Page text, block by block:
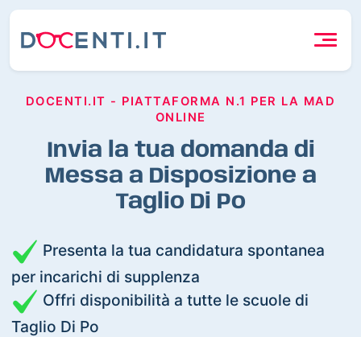
DOCENTI.IT - PIATTAFORMA N.1 PER LA MAD
ONLINE
Invia la tua domanda di
Messa a Disposizione a
Taglio Di Po
Presenta la tua candidatura spontanea
per incarichi di supplenza
Offri disponibilità a tutte le scuole di
Taglio Di Po